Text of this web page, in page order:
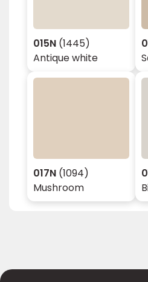
015N (1445)
Antique white
017N (1094)
Mushroom